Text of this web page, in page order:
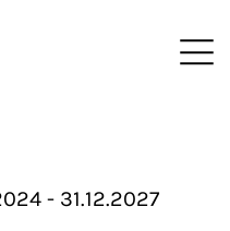
- 31.12.2027